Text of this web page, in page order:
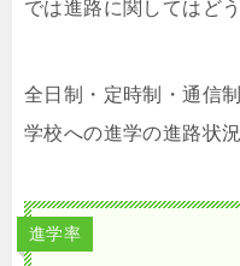
では進路に関してはど
全日制・定時制・通信
学校への進学の進路状
進学率